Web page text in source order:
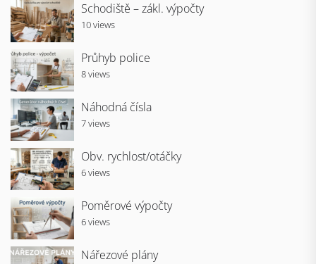
Schodiště – zákl. výpočty
10 views
Průhyb police
8 views
Náhodná čísla
7 views
Obv. rychlost/otáčky
6 views
Poměrové výpočty
6 views
Nářezové plány